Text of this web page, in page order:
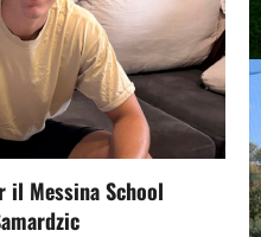
Messina School